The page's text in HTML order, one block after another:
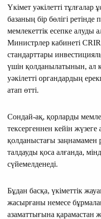
Үкімет уәкілетті
базаның бір бөлігі
мемлекеттік есепке алуды
Министрлер кабинеті
стандарттары
үшін қолданылатынын, ал
уәкілетті органдардың
атап өтті.
Сондай-ақ, қорларды
тексергеннен кейін
қолданыстағы заңнамамен
талдауды қоса алғанда,
сүйемелденеді.
Бұдан басқа, үкіметтік
жасырғаны немесе
азаматтығына қарамастан